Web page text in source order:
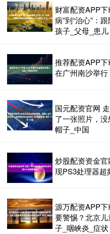
财富配资APP下
病”到“治心”：
孩子_父母_患儿
推荐配资APP
在广州南沙举行
国元配资官网
了一张照片，没
帽子_中国
炒股配资资金
现PS3处理器超
源万配资APP
要警惕？北京
子_咽峡炎_症状